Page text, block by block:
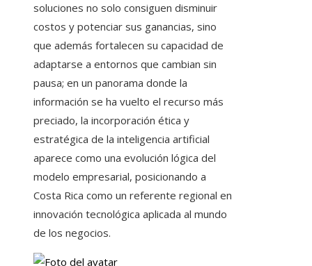
soluciones no solo consiguen disminuir
costos y potenciar sus ganancias, sino
que además fortalecen su capacidad de
adaptarse a entornos que cambian sin
pausa; en un panorama donde la
información se ha vuelto el recurso más
preciado, la incorporación ética y
estratégica de la inteligencia artificial
aparece como una evolución lógica del
modelo empresarial, posicionando a
Costa Rica como un referente regional en
innovación tecnológica aplicada al mundo
de los negocios.